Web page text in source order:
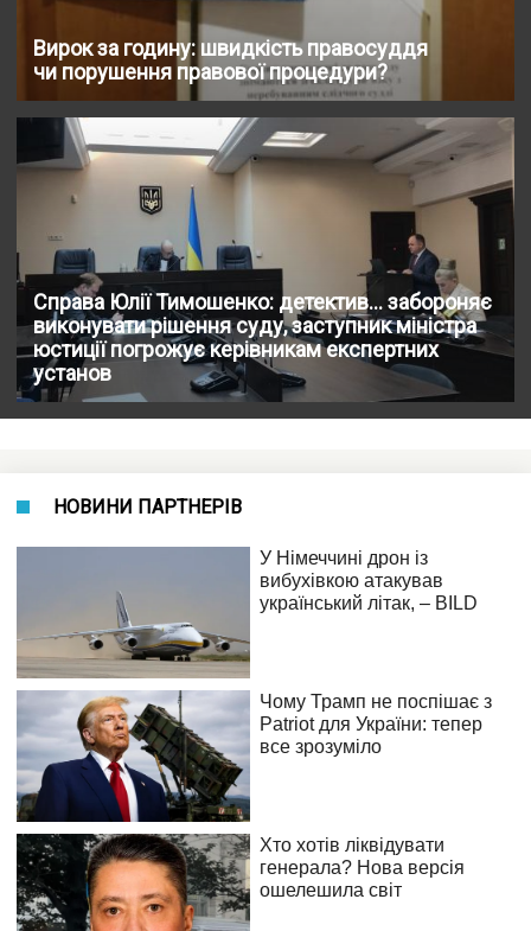
Вирок за годину: швидкість правосуддя
чи порушення правової процедури?
Справа Юлії Тимошенко: детектив… забороняє
виконувати рішення суду, заступник міністра
юстиції погрожує керівникам експертних
установ
НОВИНИ ПАРТНЕРІВ